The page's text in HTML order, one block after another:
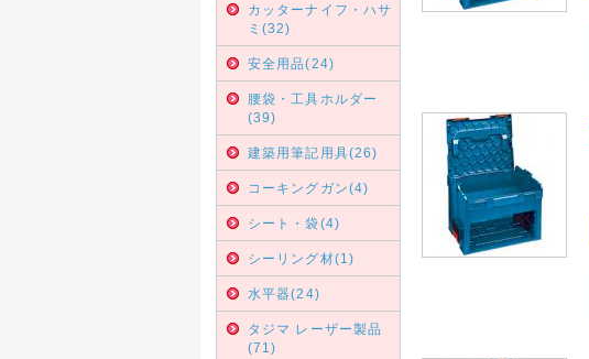
カッターナイフ・ハサ
ミ(32)
安全用品(24)
腰袋・工具ホルダー
(39)
建築用筆記用具(26)
コーキングガン(4)
シート・袋(4)
シーリング材(1)
水平器(24)
タジマ レーザー製品
(71)